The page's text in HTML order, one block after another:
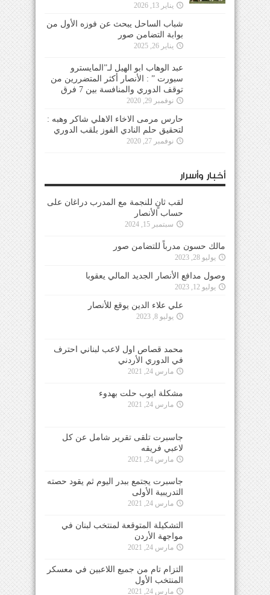
يناير 13, 2026
شباب الساحل يبحث عن فوزه الأول من
بوابة التضامن صور
يناير 26, 2025
عبد الوهاب ابو الهيل لـ”المايسترو
سبورت ” : الأنصار أكثر المتضررين من
توقف الدوري والمنافسة بين 7 فرق
نوفمبر 29, 2020
حارس مرمى الاخاء الاهلي شاكر وهبه :
لتحقيق حلم النادي الفوز بلقب الدوري
نوفمبر 27, 2020
أخبار وأسرار
لقب ثانٍ للنجمة مع المدرب دراغان على
حساب الأنصار
سبتمبر 15, 2024
مالك حسون مدرباً للتضامن صور
يوليو 28, 2023
وصول مدافع الأنصار الجديد المالي يعقوبا
يوليو 12, 2023
علي علاء الدين يوقع للأنصار
يوليو 8, 2023
محمد قصاص اول لاعب لبناني احترف
في الدوري الأردني
مارس 24, 2021
مشكلة ايوب حلت بهدوء
مارس 24, 2021
جاسبرت تلقى تقرير شامل عن كل
لاعبي فريقه
مارس 24, 2021
جاسبرت يجتمع ببدر اليوم ثم يقود حصته
التدريبية الأولى
مارس 24, 2021
التشكيلة المتوقعة لمنتخب لبنان في
مواجهة الأردن
مارس 24, 2021
التزام تام من جميع اللاعبين في معسكر
المنتخب الأول
مارس 24, 2021